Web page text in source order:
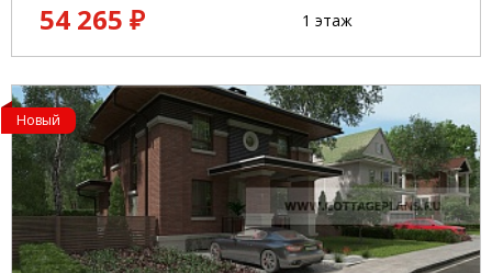
54 265 ₽
1 этаж
Новый